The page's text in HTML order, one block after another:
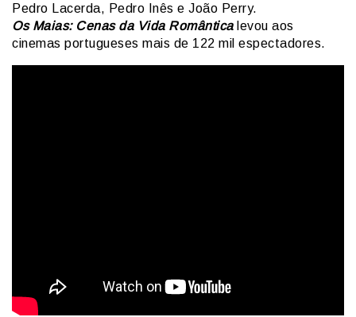
Pedro Lacerda, Pedro Inês e João Perry.
Os Maias: Cenas da Vida Românticalevou aos
cinemas portugueses mais de 122 mil espectadores.